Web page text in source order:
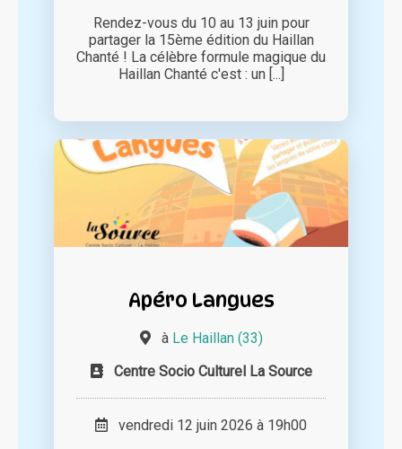
Rendez-vous du 10 au 13 juin pour
partager la 15ème édition du Haillan
Chanté ! La célèbre formule magique du
Haillan Chanté c'est : un [...]
Apéro Langues
à Le Haillan (33)
Centre Socio Culturel La Source
vendredi 12 juin 2026 à 19h00